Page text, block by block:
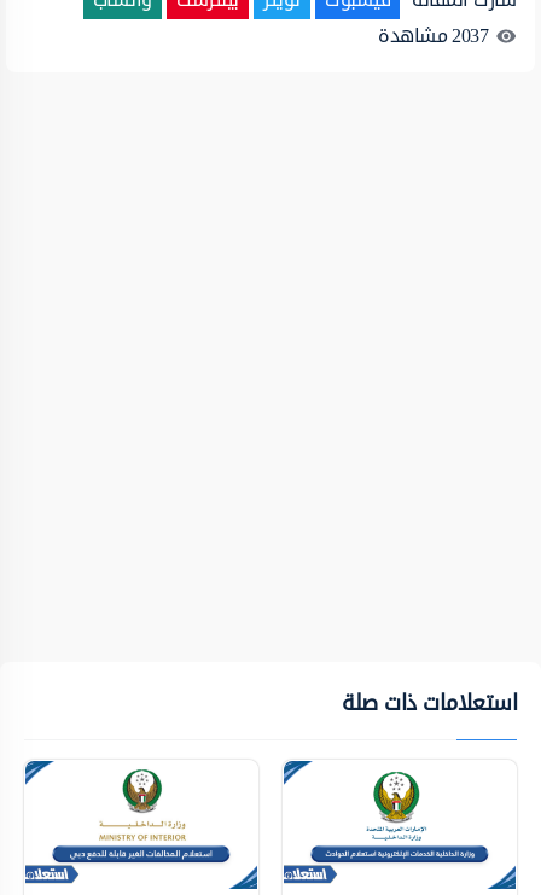
2037مشاهدة
استعلامات ذات صلة